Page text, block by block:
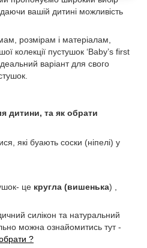
вашій дитині можливість
розмірам і матеріалам,
колекції пустушок ‘Baby’s first
варіант для свого
дитини, та як обрати
які буають соски (ніпелі) у
це кругла (вишенька) ,
силікон та натуральний
можна ознайомитись тут -
?